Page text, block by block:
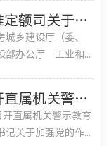
住房城乡建设部标准定额司关于印发数字家庭建设可复制可推广经验做法清单（第二批）的通知
乡建设厅（委、
部办公厅 工业和...
住房城乡建设部召开直属机关警示教育会
直属机关警示教育
记关于加强党的作...